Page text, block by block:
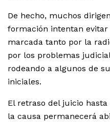
De hecho, muchos
formación intentan
marcada tanto por la
por los problemas
rodeando a algunos de
iniciales.
El retraso del juicio
la causa permanecerá